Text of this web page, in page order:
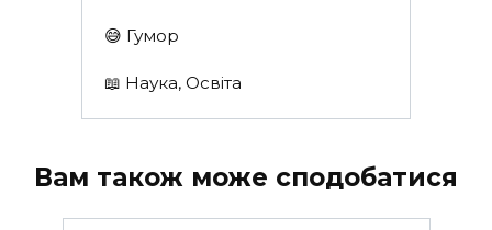
😅 Гумор
📖 Наука, Освіта
Вам також може сподобатися